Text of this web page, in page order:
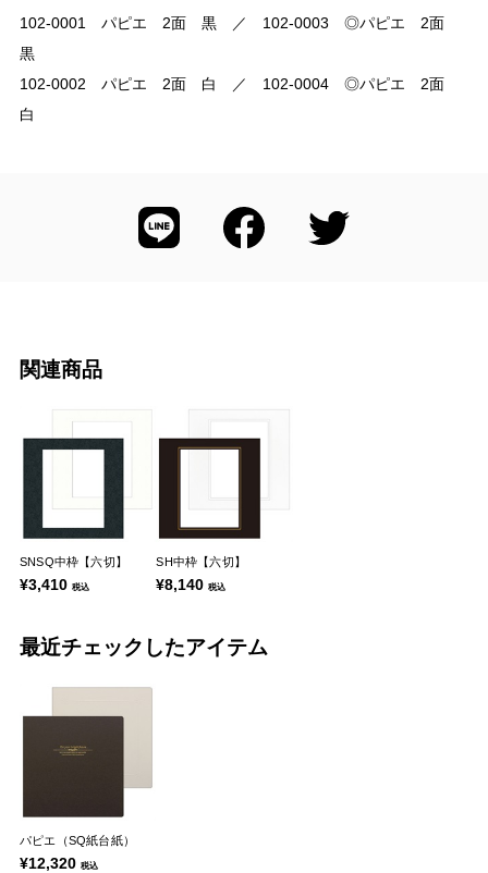
102-0001 パピエ 2面 黒 ／ 102-0003 ◎パピエ 2面
黒
102-0002 パピエ 2面 白 ／ 102-0004 ◎パピエ 2面
白
関連商品
SNSQ中枠【六切】
¥3,410 税込
SH中枠【六切】
¥8,140税込
最近チェックしたアイテム
パピエ（SQ紙台紙）
¥12,320 税込